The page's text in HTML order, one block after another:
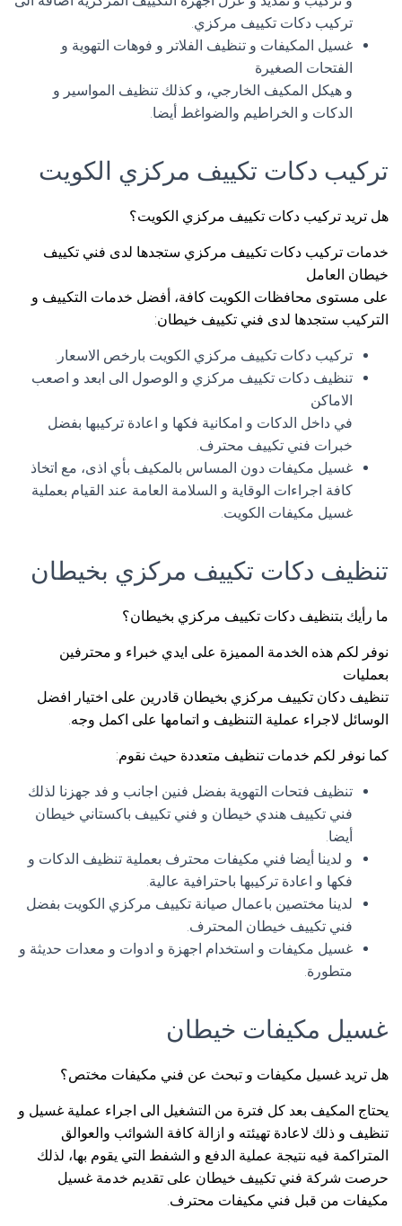
تركيب دكات تكييف مركزي.
غسيل المكيفات و تنظيف الفلاتر و فوهات التهوية و
الفتحات الصغيرة
و هيكل المكيف الخارجي، و كذلك تنظيف المواسير و
الدكات و الخراطيم والضواغط أيضا.
تركيب دكات تكييف مركزي الكويت
هل تريد تركيب دكات تكييف مركزي الكويت؟
خدمات تركيب دكات تكييف مركزي ستجدها لدى فني تكييف
خيطان العامل
على مستوى محافظات الكويت كافة، أفضل خدمات التكييف و
التركيب ستجدها لدى فني تكييف خيطان:
تركيب دكات تكييف مركزي الكويت بارخص الاسعار.
تنظيف دكات تكييف مركزي و الوصول الى ابعد و اصعب
الاماكن
في داخل الدكات و امكانية فكها و اعادة تركيبها بفضل
خبرات فني تكييف محترف.
غسيل مكيفات دون المساس بالمكيف بأي اذى، مع اتخاذ
كافة اجراءات الوقاية و السلامة العامة عند القيام بعملية
غسيل مكيفات الكويت.
تنظيف دكات تكييف مركزي بخيطان
ما رأيك بتنظيف دكات تكييف مركزي بخيطان؟
نوفر لكم هذه الخدمة المميزة على ايدي خبراء و محترفين
بعمليات
تنظيف دكان تكييف مركزي بخيطان قادرين على اختيار افضل
الوسائل لاجراء عملية التنظيف و اتمامها على اكمل وجه.
كما نوفر لكم خدمات تنظيف متعددة حيث نقوم:
تنظيف فتحات التهوية بفضل فنين اجانب و فد جهزنا لذلك
فني تكييف هندي خيطان و فني تكييف باكستاني خيطان
أيضا.
و لدينا أيضا فني مكيفات محترف بعملية تنظيف الدكات و
فكها و اعادة تركيبها باحترافية عالية.
لدينا مختصين باعمال صيانة تكييف مركزي الكويت بفضل
فني تكييف خيطان المحترف.
غسيل مكيفات و استخدام اجهزة و ادوات و معدات حديثة و
متطورة.
غسيل مكيفات خيطان
هل تريد غسيل مكيفات و تبحث عن فني مكيفات مختص؟
يحتاج المكيف بعد كل فترة من التشغيل الى اجراء عملية غسيل و
تنظيف و ذلك لاعادة تهيئته و ازالة كافة الشوائب والعوالق
المتراكمة فيه نتيجة عملية الدفع و الشفط التي يقوم بها، لذلك
حرصت شركة فني تكييف خيطان على تقديم خدمة غسيل
مكيفات من قبل فني مكيفات محترف.